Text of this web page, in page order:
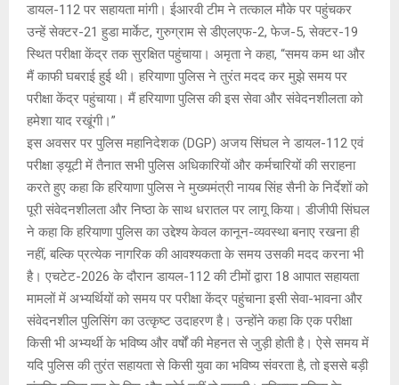
डायल-112 पर सहायता मांगी। ईआरवी टीम ने तत्काल मौके पर पहुंचकर
उन्हें सेक्टर-21 हुडा मार्केट, गुरुग्राम से डीएलएफ-2, फेज-5, सेक्टर-19
स्थित परीक्षा केंद्र तक सुरक्षित पहुंचाया। अमृता ने कहा, “समय कम था और
मैं काफी घबराई हुई थी। हरियाणा पुलिस ने तुरंत मदद कर मुझे समय पर
परीक्षा केंद्र पहुंचाया। मैं हरियाणा पुलिस की इस सेवा और संवेदनशीलता को
हमेशा याद रखूंगी।”
इस अवसर पर पुलिस महानिदेशक (DGP) अजय सिंघल ने डायल-112 एवं
परीक्षा ड्यूटी में तैनात सभी पुलिस अधिकारियों और कर्मचारियों की सराहना
करते हुए कहा कि हरियाणा पुलिस ने मुख्यमंत्री नायब सिंह सैनी के निर्देशों को
पूरी संवेदनशीलता और निष्ठा के साथ धरातल पर लागू किया। डीजीपी सिंघल
ने कहा कि हरियाणा पुलिस का उद्देश्य केवल कानून-व्यवस्था बनाए रखना ही
नहीं, बल्कि प्रत्येक नागरिक की आवश्यकता के समय उसकी मदद करना भी
है। एचटेट-2026 के दौरान डायल-112 की टीमों द्वारा 18 आपात सहायता
मामलों में अभ्यर्थियों को समय पर परीक्षा केंद्र पहुंचाना इसी सेवा-भावना और
संवेदनशील पुलिसिंग का उत्कृष्ट उदाहरण है। उन्होंने कहा कि एक परीक्षा
किसी भी अभ्यर्थी के भविष्य और वर्षों की मेहनत से जुड़ी होती है। ऐसे समय में
यदि पुलिस की तुरंत सहायता से किसी युवा का भविष्य संवरता है, तो इससे बड़ी